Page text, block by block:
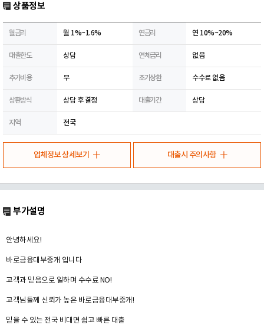
상품정보
월금리 월 1%~1.6% 연금리 연 10%~20%
대출한도 상담 연체금리 없음
추가비용 무 조기상환 수수료 없음
상환방식 상담 후 결정 대출기간 상담
지역 전국
업체정보 상세보기 대출시 주의사항
부가설명
안녕하세요!
바로금융대부중개 입니다
고객과 믿음으로 일하며 수수료 NO!
고객님들께 신뢰가 높은 바로금융대부중개!
믿을 수 있는 전국 비대면 쉽고 빠른 대출